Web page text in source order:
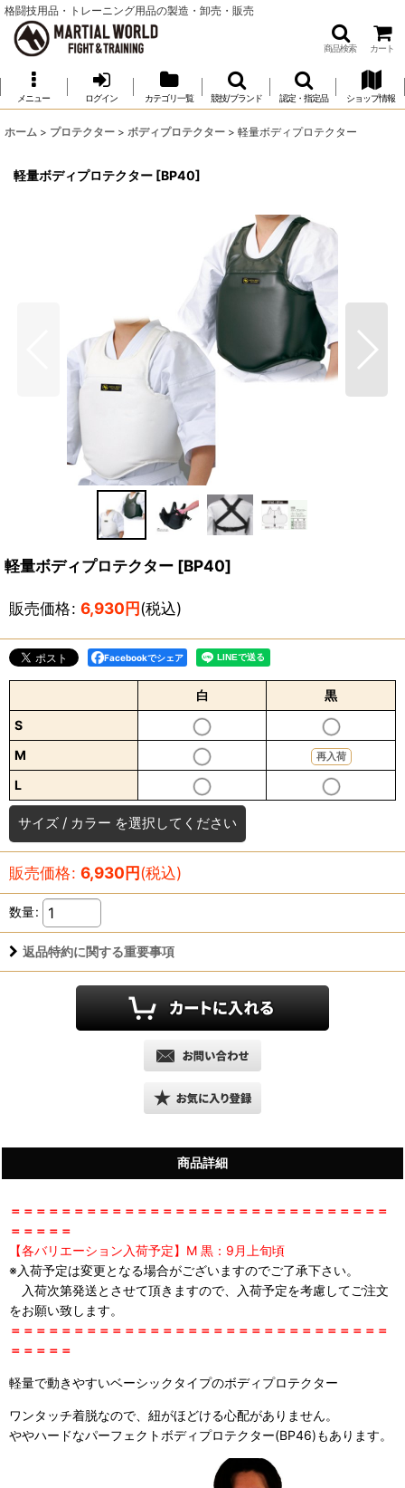
格闘技用品・トレーニング用品の製造・卸売・販売
商品検索 カート
メニュー ログイン カテゴリ一覧 競技/ブランド 認定・指定品 ショップ情報
ホーム > プロテクター > ボディプロテクター > 軽量ボディプロテクター
軽量ボディプロテクター [BP40]
軽量ボディプロテクター [BP40]
販売価格: 6,930円(税込)
Facebookでシェア
白
黒
S
M
再入荷
L
サイズ / カラー を選択してください
販売価格: 6,930円(税込)
数量:
返品特約に関する重要事項
商品詳細
＝＝＝＝＝＝＝＝＝＝＝＝＝＝＝＝＝＝＝＝＝＝＝＝＝＝＝＝＝＝
＝＝＝＝＝
【各バリエーション入荷予定】M 黒：9月上旬頃
※入荷予定は変更となる場合がございますのでご了承下さい。
入荷次第発送とさせて頂きますので、入荷予定を考慮してご注文
をお願い致します。
＝＝＝＝＝＝＝＝＝＝＝＝＝＝＝＝＝＝＝＝＝＝＝＝＝＝＝＝＝＝
＝＝＝＝＝
軽量で動きやすいベーシックタイプのボディプロテクター
ワンタッチ着脱なので、紐がほどける心配がありません。
ややハードなパーフェクトボディプロテクター(BP46)もあります。